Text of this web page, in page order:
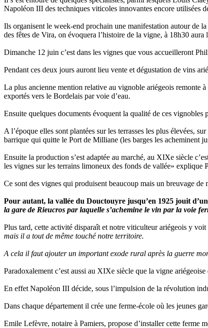
Napoléon III des techniques viticoles innovantes encore utilisées
Ils organisent le week-end prochain une manifestation autour de
des fêtes de Vira, on évoquera l’histoire de la vigne, à 18h30
Dimanche 12 juin c’est dans les vignes que vous accueilleront
Pendant ces deux jours auront lieu vente et dégustation de vins
La plus ancienne mention relative au vignoble ariégeois remonte
exportés vers le Bordelais par voie d’eau.
Ensuite quelques documents évoquent la qualité de ces
A l’époque elles sont plantées sur les terrasses les plus élevées,
barrique qui quitte le Port de Milliane (les barges les acheminent
Ensuite la production s’est adaptée au marché, au XIXe siècle
les vignes sur les terrains limoneux des fonds de vallée» explique
Ce sont des vignes qui produisent beaucoup mais un breuvage de
Pour autant, la vallée du Douctouyre jusqu’en 1925 jouit
la gare de Rieucros par laquelle s’achemine le vin par la voie
Plus tard, cette activité disparaît et notre viticulteur ariégeois y
mais il a tout de même touché notre territoire.
A cela il faut ajouter un important exode rural après la guerre
Paradoxalement c’est aussi au XIXe siècle que la vigne
En effet Napoléon III décide, sous l’impulsion de la révolution
Dans chaque département il crée une ferme-école où les jeunes
Emile Lefèvre, notaire à Pamiers, propose d’installer cette ferme